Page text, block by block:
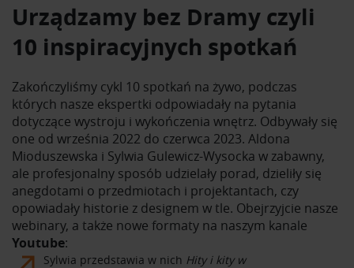
Urządzamy bez Dramy czyli
10 inspiracyjnych spotkań
Zakończyliśmy cykl 10 spotkań na żywo, podczas
których nasze ekspertki odpowiadały na pytania
dotyczące wystroju i wykończenia wnętrz. Odbywały się
one od września 2022 do czerwca 2023. Aldona
Mioduszewska i Sylwia Gulewicz-Wysocka w zabawny,
ale profesjonalny sposób udzielały porad, dzieliły się
anegdotami o przedmiotach i projektantach, czy
opowiadały historie z designem w tle. Obejrzyjcie nasze
webinary, a także nowe formaty na naszym kanale
Youtube:
Sylwia przedstawia w nich Hity i kity w